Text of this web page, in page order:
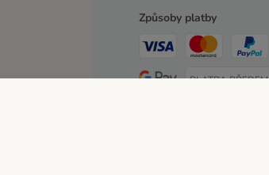
Způsoby platby
PLATBA PŘEDEM